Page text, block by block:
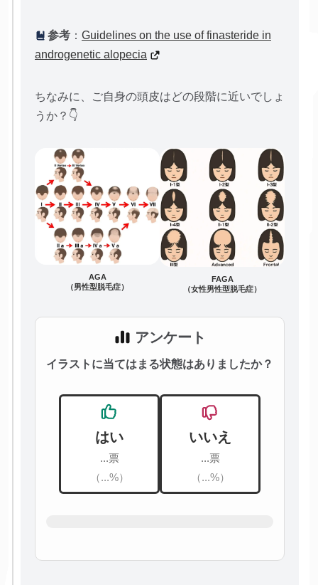
参考 ： Guidelines on the use of finasteride in
androgenetic alopecia
ちなみに、ご自身の頭皮はどの段階に近いでしょ
うか？👇
AGA
（男性型脱毛症）
FAGA
（女性男性型脱毛症）
アンケート
イラストに当てはまる状態はありましたか？
はい
...票
（...%）
いいえ
...票
（...%）